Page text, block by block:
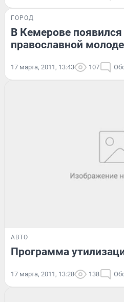
ГОРОД
В Кемерове появился
православной
17 марта, 2011, 13:43 107
АВТО
Программа
17 марта, 2011, 13:28 138